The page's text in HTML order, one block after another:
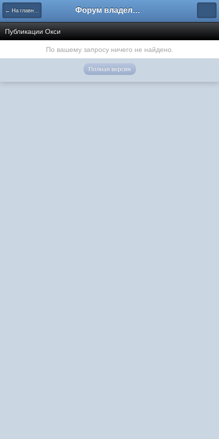
← На главную Форум владельцев интернет-магазинов
Публикации Окси
По вашему запросу ничего не найдено.
Полная версия